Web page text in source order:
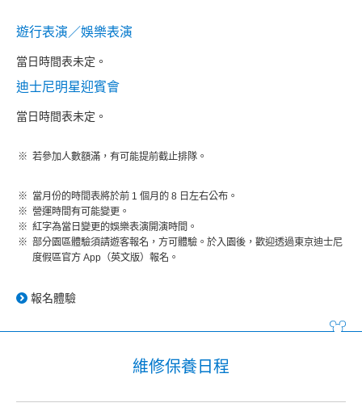
遊行表演／娛樂表演
當日時間表未定。
迪士尼明星迎賓會
當日時間表未定。
若參加人數額滿，有可能提前截止排隊。
當月份的時間表將於前 1 個月的 8 日左右公布。
營運時間有可能變更。
紅字為當日變更的娛樂表演開演時間。
部分園區體驗須請遊客報名，方可體驗。於入園後，歡迎透過東京迪士尼
度假區官方 App（英文版）報名。
報名體驗
維修保養日程